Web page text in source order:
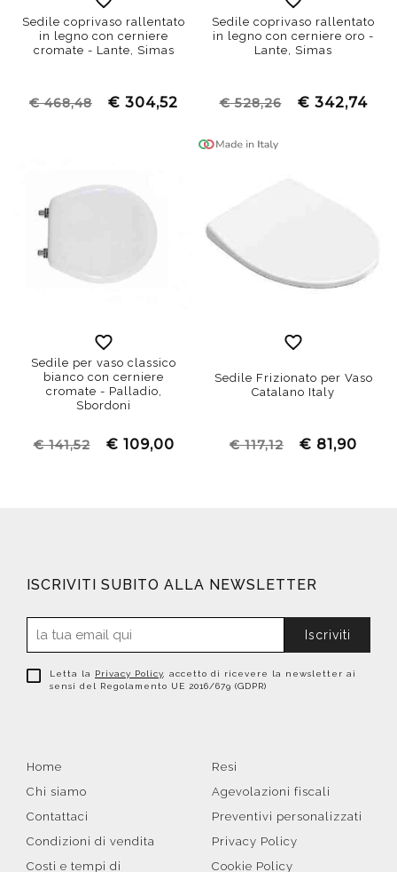
Sedile coprivaso rallentato
in legno con cerniere
cromate - Lante, Simas
€ 468,48 € 304,52
Sedile coprivaso rallentato
in legno con cerniere oro -
Lante, Simas
€ 528,26 € 342,74
Sedile per vaso classico
bianco con cerniere
cromate - Palladio,
Sbordoni
€ 141,52 € 109,00
Sedile Frizionato per Vaso
Catalano Italy
€ 117,12 € 81,90
ISCRIVITI SUBITO ALLA NEWSLETTER
Iscriviti
Letta la Privacy Policy , accetto di ricevere la newsletter ai
sensi del Regolamento UE 2016/679 (GDPR)
Home
Chi siamo
Contattaci
Condizioni di vendita
Costi e tempi di
Resi
Agevolazioni fiscali
Preventivi personalizzati
Privacy Policy
Cookie Policy